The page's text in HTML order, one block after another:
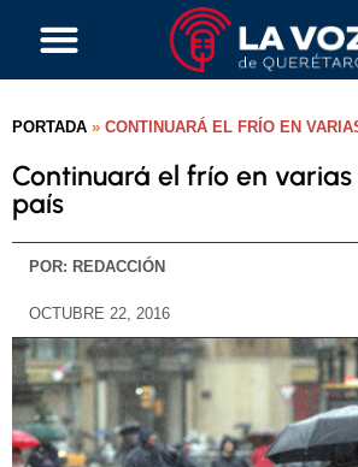
PORTADA » CONTINUARÁ EL FRÍO EN
Continuará el frío en
país
POR: REDACCIÓN
OCTUBRE 22, 2016